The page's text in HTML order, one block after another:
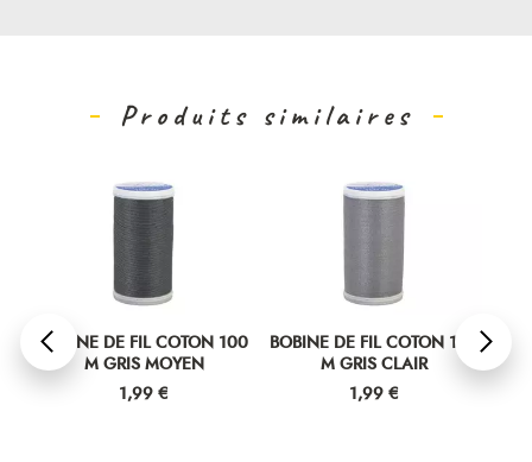
Produits similaires
BOBINE DE FIL COTON 100
M GRIS MOYEN
Prix
1,99 €
BOBINE DE FIL COTON 100
M GRIS CLAIR
Prix
1,99 €